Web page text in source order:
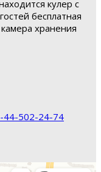
кулер с
бесплатная
хранения
44-502-24-74